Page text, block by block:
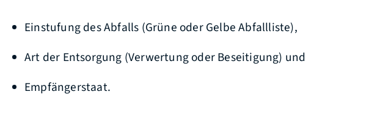
Einstufung des Abfalls (Grüne oder Gelbe Abfallliste),
Art der Entsorgung (Verwertung oder Beseitigung) und
Empfängerstaat.